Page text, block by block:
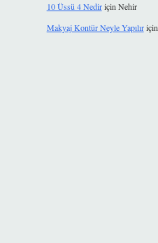
10 Üssü 4 Nediriçin Nehir
Makyaj Kontür Neyle Yapılıriçin